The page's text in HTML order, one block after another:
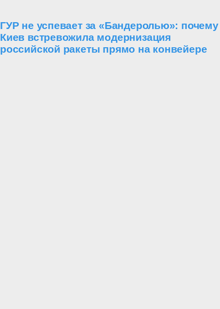
ГУР не успевает за «Бандеролью»: почему
Киев встревожила модернизация
российской ракеты прямо на конвейере